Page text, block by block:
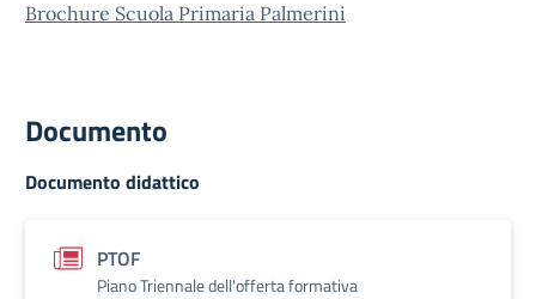
Brochure Scuola Primaria Palmerini
Documento
Documento didattico
PTOF
Piano Triennale dell'offerta formativa